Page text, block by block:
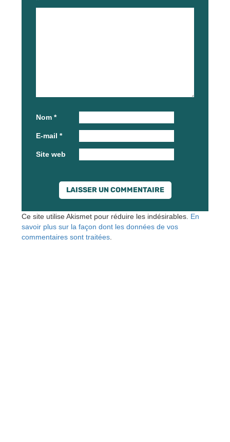
Nom *
E-mail *
Site web
Ce site utilise Akismet pour réduire les indésirables. En
savoir plus sur la façon dont les données de vos
commentaires sont traitées